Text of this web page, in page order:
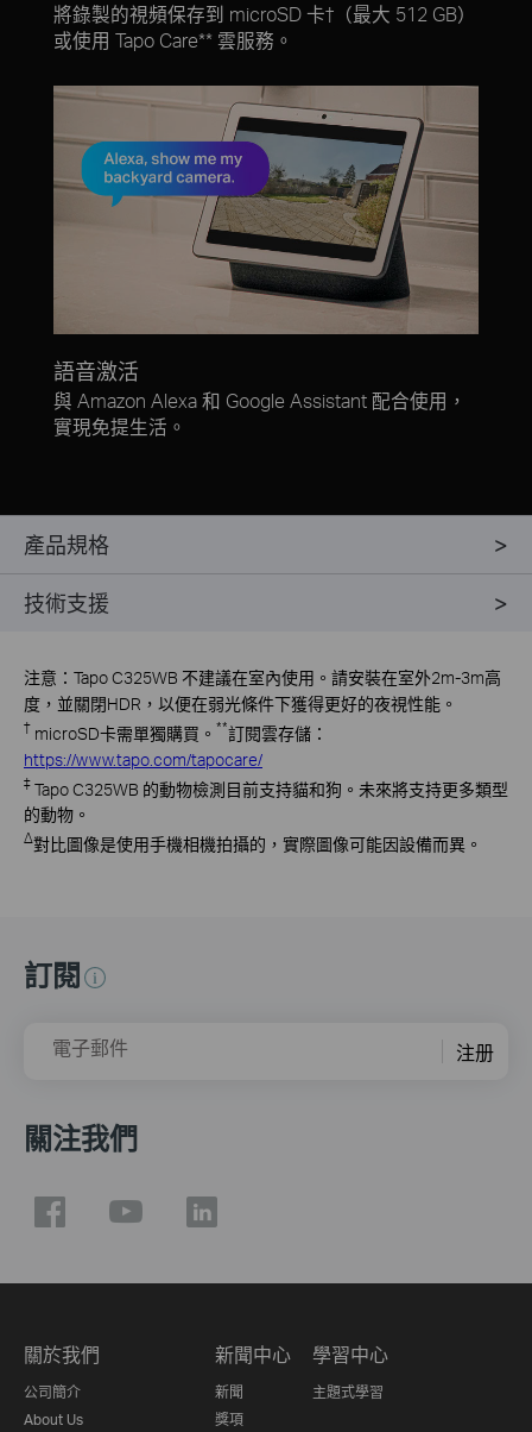
將錄製的視頻保存到 microSD 卡†（最大 512 GB）
或使用 Tapo Care** 雲服務。
語音激活
與 Amazon Alexa 和 Google Assistant 配合使用，
實現免提生活。
產品規格
技術支援
注意：Tapo C325WB 不建議在室內使用。請安裝在室外2m-3m高
度，並關閉HDR，以便在弱光條件下獲得更好的夜視性能。
† microSD卡需單獨購買 。 **訂閱雲存儲：
https://www.tapo.com/tapocar​​e/
‡ TapoC325WB 的動物檢測目前支持貓和狗。未來將支持更多類型
的動物。
Δ對比圖像是使用手機相機拍攝的，實際圖像可能因設備而異。
訂閱
電子郵件 注册
關注我們
關於我們
公司簡介
About Us
新聞中心
新聞
獎項
學習中心
主題式學習